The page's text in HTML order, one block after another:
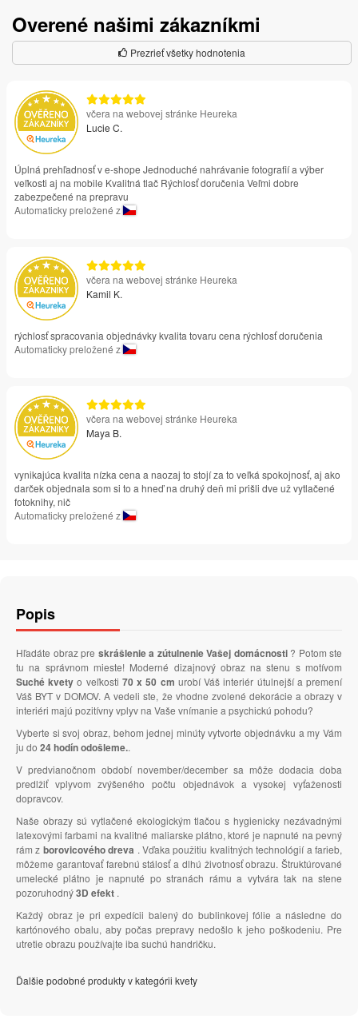
Overené našimi zákazníkmi
Prezrieť všetky hodnotenia
včera na webovej stránke Heureka
Lucie C.
Úplná prehľadnosť v e-shope Jednoduché nahrávanie fotografií a výber
veľkosti aj na mobile Kvalitná tlač Rýchlosť doručenia Veľmi dobre
zabezpečené na prepravu
Automaticky preložené z
včera na webovej stránke Heureka
Kamil K.
rýchlosť spracovania objednávky kvalita tovaru cena rýchlosť doručenia
Automaticky preložené z
včera na webovej stránke Heureka
Maya B.
vynikajúca kvalita nízka cena a naozaj to stojí za to veľká spokojnosť, aj ako
darček objednala som si to a hneď na druhý deň mi prišli dve už vytlačené
fotoknihy, nič
Automaticky preložené z
Popis
Hľadáte obraz pre skrášlenie a zútulnenie Vašej domácnosti ? Potom ste
tu na správnom mieste! Moderné dizajnový obraz na stenu s motívom
Suché kvety o veľkosti 70 x 50 cm urobí Váš interiér útulnejší a premení
Váš BYT v DOMOV. A vedeli ste, že vhodne zvolené dekorácie a obrazy v
interiéri majú pozitívny vplyv na Vaše vnímanie a psychickú pohodu?
Vyberte si svoj obraz, behom jednej minúty vytvorte objednávku a my Vám
ju do 24 hodín odošleme..
V predvianočnom období november/december sa môže dodacia doba
predlžiť vplyvom zvýšeného počtu objednávok a vysokej vyťaženosti
dopravcov.
Naše obrazy sú vytlačené ekologickým tlačou s hygienicky nezávadnými
latexovými farbami na kvalitné maliarske plátno, ktoré je napnuté na pevný
rám z borovicového dreva . Vďaka použitiu kvalitných technológií a farieb,
môžeme garantovať farebnú stálosť a dlhú životnosť obrazu. Štruktúrované
umelecké plátno je napnuté po stranách rámu a vytvára tak na stene
pozoruhodný3D efekt .
Každý obraz je pri expedícii balený do bublinkovej fólie a následne do
kartónového obalu, aby počas prepravy nedošlo k jeho poškodeniu. Pre
utretie obrazu používajte iba suchú handričku.
Ďalšie podobné produkty v kategórii kvety